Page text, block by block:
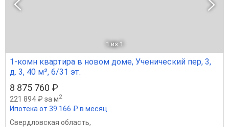
1 из 1
1-комн квартира в новом доме, Ученический пер, 3,
д. 3, 40 м², 6/31 эт.
8 875 760 ₽
221 894 ₽ за м2
Ипотека от 39 166 ₽ в месяц
Свердловская область,